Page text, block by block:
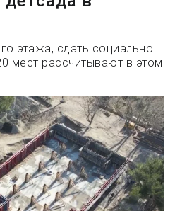
этажа, сдать социально
мест рассчитывают в этом